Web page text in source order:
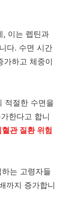
, 이는 렙틴과
다. 수면 시간
가하고 체중이
적절한 수면을
한다고 합니
관 질환 위험
는 고령자들
까지 증가합니